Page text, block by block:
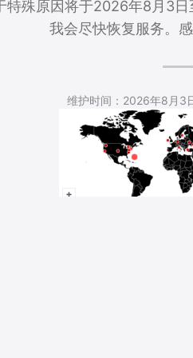
特殊原因将于2026年8月3
我会尽快恢复服务。
维护时间：2026年8月3
5,548 Total